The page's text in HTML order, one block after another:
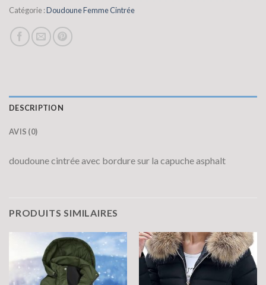
Catégorie :Doudoune Femme Cintrée
DESCRIPTION
AVIS (0)
doudoune cintrée avec bordure sur la capuche asphalt
PRODUITS SIMILAIRES